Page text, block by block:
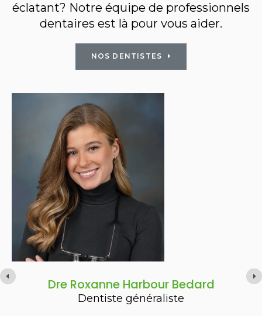
éclatant? Notre équipe de professionnels
dentaires est là pour vous aider.
NOS DENTISTES
Dr Serge Garneau
Dentiste généraliste